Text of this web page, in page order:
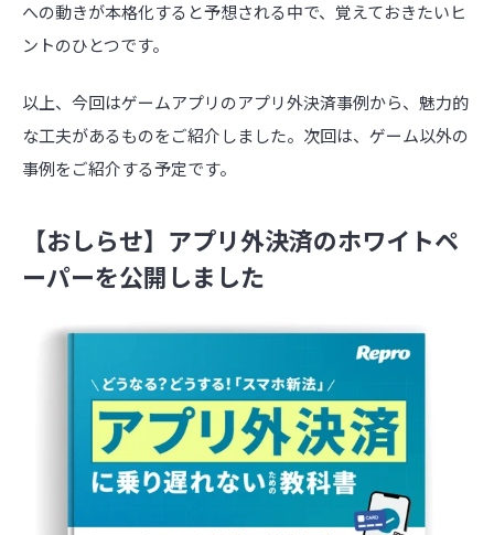
への動きが本格化すると予想される中で、覚えておきたいヒ
ントのひとつです。
以上、今回はゲームアプリのアプリ外決済事例から、魅力的
な工夫があるものをご紹介しました。次回は、ゲーム以外の
事例をご紹介する予定です。
【おしらせ】アプリ外決済のホワイトペ
ーパーを公開しました